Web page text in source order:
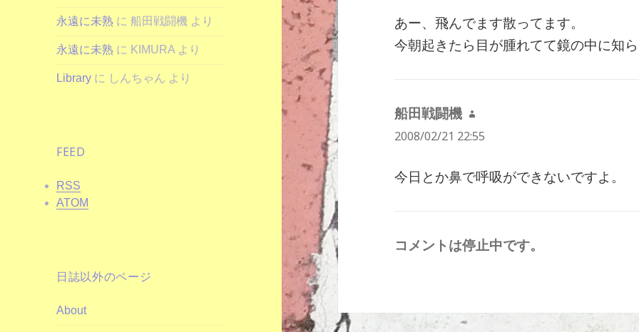
永遠に未熟 に船田戦闘機 より
永遠に未熟 に KIMURA より
Library に しんちゃん より
FEED
RSS
ATOM
日誌以外のページ
About
あー、飛んでます散ってます。
今朝起きたら目が腫れてて鏡の中に知
船田戦闘機
よ
り:
2008/02/21 22:55
今日とか鼻で呼吸ができないですよ。
コメントは停止中です。